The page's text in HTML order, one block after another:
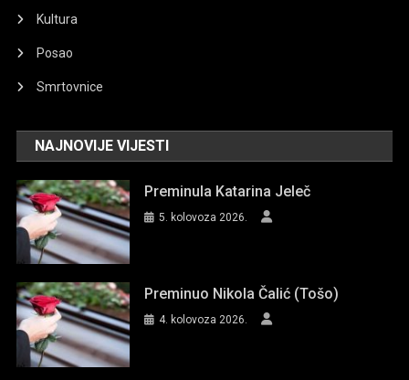
Kultura
Posao
Smrtovnice
NAJNOVIJE VIJESTI
Preminula Katarina Jeleč
5. kolovoza 2026.
Preminuo Nikola Čalić (Tošo)
4. kolovoza 2026.